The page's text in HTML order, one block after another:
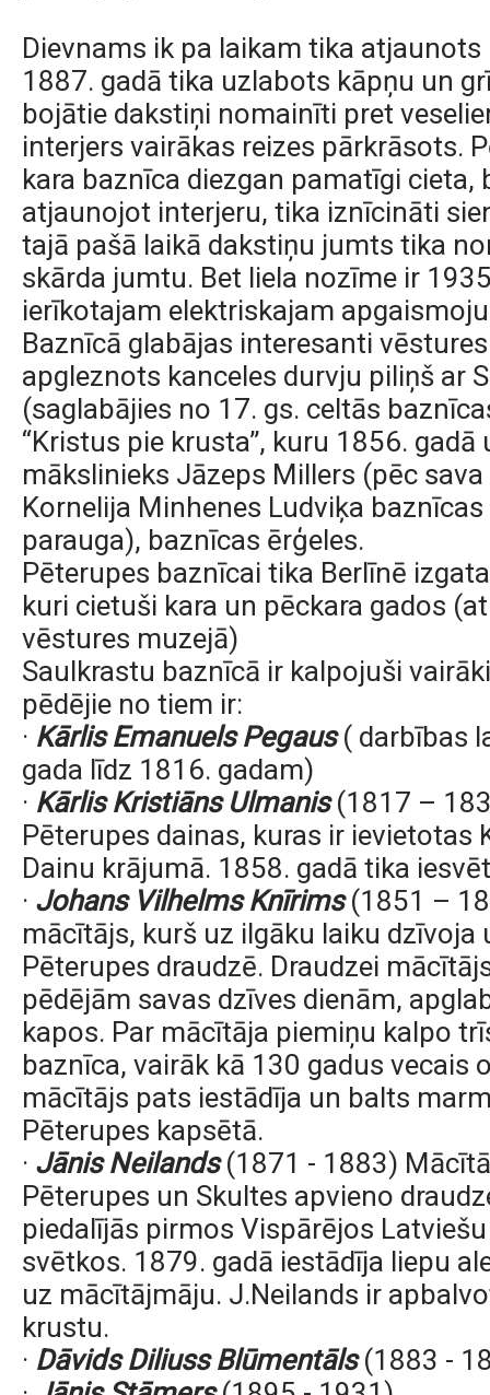
Dievnams ik pa laikam tika
1887. gadā tika uzlabots kāpņu un
bojātie dakstiņi nomainīti pret
interjers vairākas reizes pārkrāsots.
kara baznīca diezgan pamatīgi cieta,
atjaunojot interjeru, tika iznīcināti
tajā pašā laikā dakstiņu jumts tika
skārda jumtu. Bet liela nozīme ir
ierīkotajam elektriskajam
Baznīcā glabājas interesanti
apgleznots kanceles durvju piliņš ar
(saglabājies no 17. gs. celtās
“Kristus pie krusta”, kuru 1856. gadā
mākslinieks Jāzeps Millers (pēc
Kornelija Minhenes Ludviķa
parauga), baznīcas ērģeles.
Pēterupes baznīcai tika Berlīnē
kuri cietuši kara un pēckara gados
vēstures muzejā)
Saulkrastu baznīcā ir kalpojuši
pēdējie no tiem ir:
· Kārlis Emanuels Pegaus( darbības
gada līdz 1816. gadam)
· Kārlis Kristiāns Ulmanis(1817 –
Pēterupes dainas, kuras ir ievietotas
Dainu krājumā. 1858. gadā tika
· Johans Vilhelms Knīrims(1851 –
mācītājs, kurš uz ilgāku laiku dzīvoja
Pēterupes draudzē. Draudzei
pēdējām savas dzīves dienām,
kapos. Par mācītāja piemiņu kalpo
baznīca, vairāk kā 130 gadus vecais
mācītājs pats iestādīja un balts
Pēterupes kapsētā.
· Jānis Neilands(1871 - 1883)
Pēterupes un Skultes apvieno
piedalījās pirmos Vispārējos
svētkos. 1879. gadā iestādīja liepu
uz mācītājmāju. J.Neilands ir apb
krustu.
· Dāvids Diliuss Blūmentāls(1883 -